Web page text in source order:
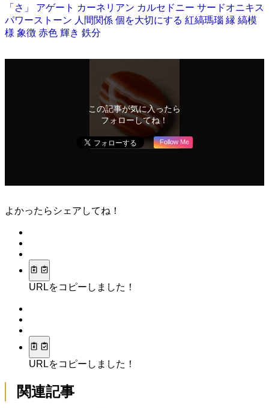
「さ」 アゲート カーネリアン カルセドニー サードオニキス
パワーストーン 人間関係 個を大切にする 紅縞瑪瑙 縁 縞模
様 象徴 赤色 輝き 鉄分
この記事が気に入ったら
フォローしてね！
Follow Me
よかったらシェアしてね！
URLをコピーしました！
URLをコピーしました！
関連記事